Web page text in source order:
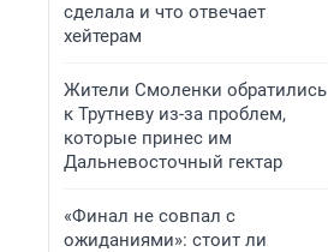
сделала и что отвечает
хейтерам
Жители Смоленки обратились
к Трутневу из-за проблем,
которые принес им
Дальневосточный гектар
«Финал не совпал с
ожиданиями»: стоит ли